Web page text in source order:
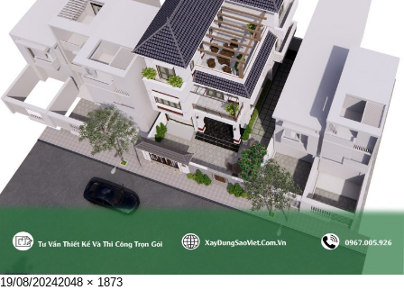
Đăng
19/08/2024Kích
2048 × 1873